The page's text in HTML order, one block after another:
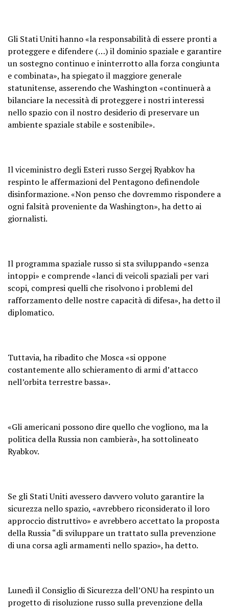
Gli Stati Uniti hanno «la responsabilità di essere pronti a
proteggere e difendere (…) il dominio spaziale e garantire
un sostegno continuo e ininterrotto alla forza congiunta
e combinata», ha spiegato il maggiore generale
statunitense, asserendo che Washington «continuerà a
bilanciare la necessità di proteggere i nostri interessi
nello spazio con il nostro desiderio di preservare un
ambiente spaziale stabile e sostenibile».
Il viceministro degli Esteri russo Sergej Ryabkov ha
respinto le affermazioni del Pentagono definendole
disinformazione. «Non penso che dovremmo rispondere a
ogni falsità proveniente da Washington», ha detto ai
giornalisti.
Il programma spaziale russo si sta sviluppando «senza
intoppi» e comprende «lanci di veicoli spaziali per vari
scopi, compresi quelli che risolvono i problemi del
rafforzamento delle nostre capacità di difesa», ha detto il
diplomatico.
Tuttavia, ha ribadito che Mosca «si oppone
costantemente allo schieramento di armi d’attacco
nell’orbita terrestre bassa».
«Gli americani possono dire quello che vogliono, ma la
politica della Russia non cambierà», ha sottolineato
Ryabkov.
Se gli Stati Uniti avessero davvero voluto garantire la
sicurezza nello spazio, «avrebbero riconsiderato il loro
approccio distruttivo» e avrebbero accettato la proposta
della Russia “di sviluppare un trattato sulla prevenzione
di una corsa agli armamenti nello spazio», ha detto.
Lunedì il Consiglio di Sicurezza dell’ONU ha respinto un
progetto di risoluzione russo sulla prevenzione della